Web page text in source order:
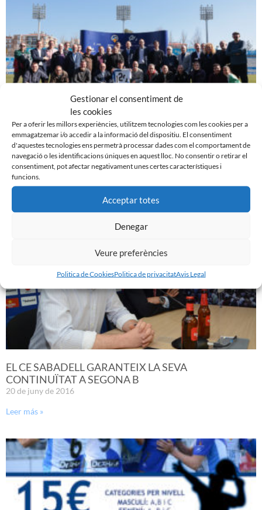
Gestionar el consentiment de
les cookies
Per a oferir les millors experiències, utilitzem tecnologies com les cookies per a
emmagatzemar i/o accedir a la informació del dispositiu. El consentiment
d'aquestes tecnologies ens permetrà processar dades com el comportament de
navegació o les identificacions úniques en aquest lloc. No consentir o retirar el
consentiment, pot afectar negativament unes certes característiques i
funcions.
Acceptar totes
Denegar
Veure preferències
Politica de CookiesPolitica de privacitatAvis Legal
EL CENTRE D’ESPORTS SABADELL PRESENTA LA
IMATGE I ELS ACTES PER A COMMEMORAR ELS 120
ANYS
17 de febrer de 2023
EL CE SABADELL GARANTEIX LA SEVA
CONTINUÏTAT A SEGONA B
20 de juny de 2016
Leer más »